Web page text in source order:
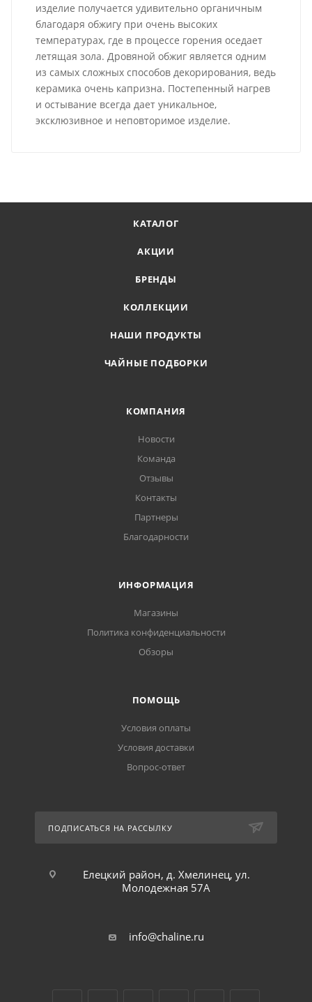
изделие получается удивительно органичным
благодаря обжигу при очень высоких
температурах, где в процессе горения оседает
летящая зола. Дровяной обжиг является одним
из самых сложных способов декорирования, ведь
керамика очень капризна. Постепенный нагрев
и остывание всегда дает уникальное,
эксклюзивное и неповторимое изделие.
КАТАЛОГ
АКЦИИ
БРЕНДЫ
КОЛЛЕКЦИИ
НАШИ ПРОДУКТЫ
ЧАЙНЫЕ ПОДБОРКИ
КОМПАНИЯ
Новости
Команда
Отзывы
Контакты
Партнеры
Благодарности
ИНФОРМАЦИЯ
Магазины
Политика конфиденциальности
Обзоры
ПОМОЩЬ
Условия оплаты
Условия доставки
Вопрос-ответ
ПОДПИСАТЬСЯ НА РАССЫЛКУ
Елецкий район, д. Хмелинец, ул.
Молодежная 57А
info@chaline.ru